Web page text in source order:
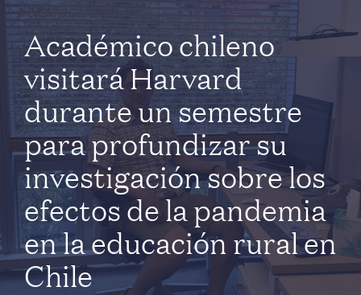
Académico chileno
visitará Harvard
durante un semestre
para profundizar su
investigación sobre los
efectos de la pandemia
en la educación rural en
Chile